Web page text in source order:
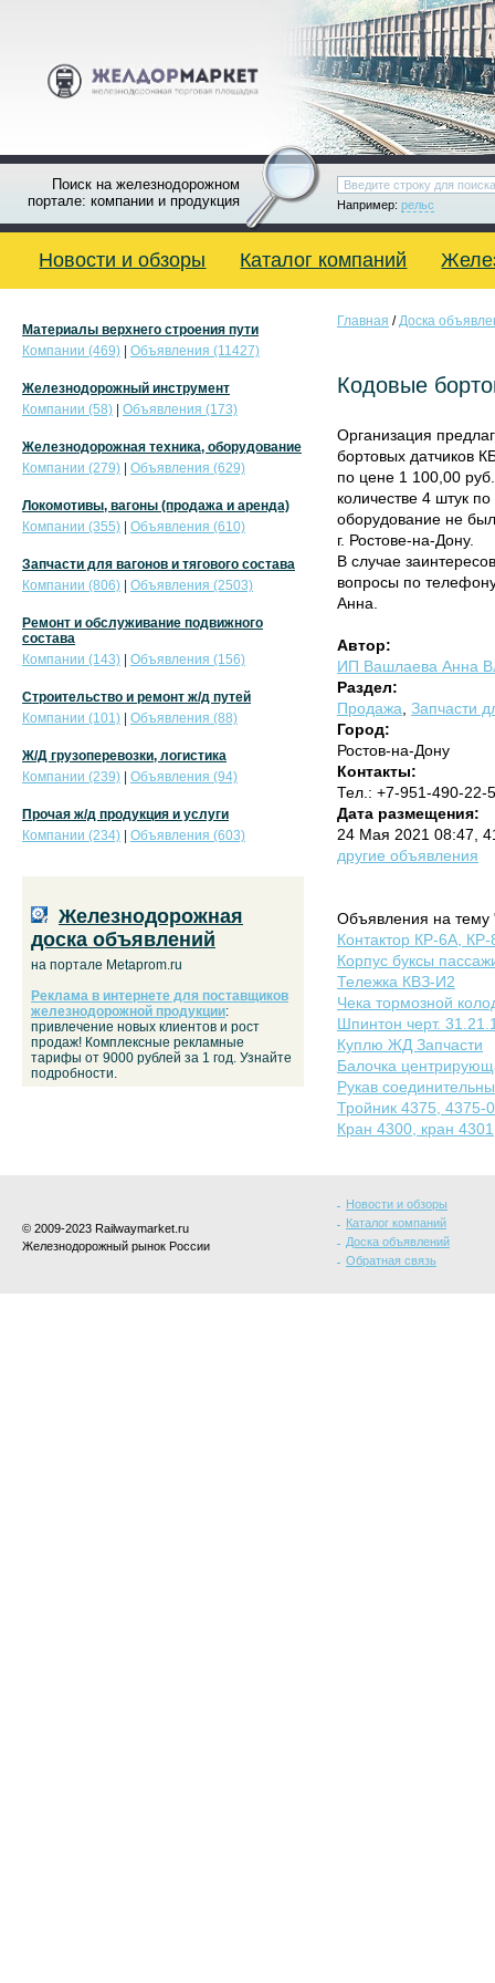
Поиск на железнодорожном
портале: компании и продукция
Например: рельс
Новости и обзоры Каталог компаний
Главная /Доска
Кодовые
Организация
бортовых датчиков
по цене 1 100,00
количестве 4 штук
оборудование не
г. Ростове-на-Дону.
В случае
вопросы по
Анна.
Автор:
ИП Вашлаева Анна
Раздел:
Продажа Запчасти
Город:
Ростов-на-Дону
Контакты:
Тел.: +7-951-490-22-
Дата размещения:
24 Мая 2021 08:47,
другие объявления
Объявления на тему
Контактор КР-6А, КР-
Корпус буксы
Тележка КВЗ-И2
Чека тормозной
Шпинтон черт.
Куплю ЖД Запчасти
Балочка
Рукав
Тройник 4375, 4375-
Кран 4300, кран
Материалы верхнего строения пути
Компании (469)
Объявления (11427)
Железнодорожный инструмент
Компании (58)
Объявления (173)
Железнодорожная техника, оборудование
Компании (279)
Объявления (629)
Локомотивы, вагоны (продажа и аренда)
Компании (355)
Объявления (610)
Запчасти для вагонов и тягового состава
Компании (806)
Объявления (2503)
Ремонт и обслуживание подвижного
состава
Компании (143)
Объявления (156)
Строительство и ремонт ж/д путей
Компании (101)
Объявления (88)
Ж/Д грузоперевозки, логистика
Компании (239)
Объявления (94)
Прочая ж/д продукция и услуги
Компании (234)
Объявления (603)
Железнодорожная
доска объявлений
на портале Metaprom.ru
Реклама в интернете для поставщиков
железнодорожной продукции:
привлечение новых клиентов и рост
продаж! Комплексные рекламные
тарифы от 9000 рублей за 1 год. Узнайте
подробности.
© 2009-2023 Railwaymarket.ru
Железнодорожный рынок России
Новости и обзоры
Каталог компаний
Доска объявлений
Обратная связь